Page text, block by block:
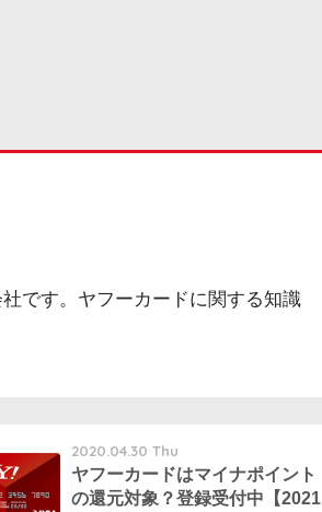
です。ヤフーカードに関する知識
2020.04.30 Thu
ヤフーカードはマイナポイント
の還元対象？登録受付中【2021